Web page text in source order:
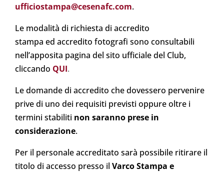
ufficiostampa@cesenafc.com.
Le modalità di richiesta di accredito
stampa ed accredito fotografi sono consultabili
nell’apposita pagina del sito ufficiale del Club,
cliccando QUI.
Le domande di accredito che dovessero pervenire
prive di uno dei requisiti previsti oppure oltre i
termini stabiliti non saranno prese in
considerazione.
Per il personale accreditato sarà possibile ritirare il
titolo di accesso presso il Varco Stampa e